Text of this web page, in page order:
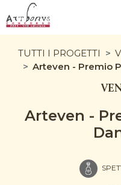
TUTTI I PROGETTI
Arteven - Premio
Arteven -